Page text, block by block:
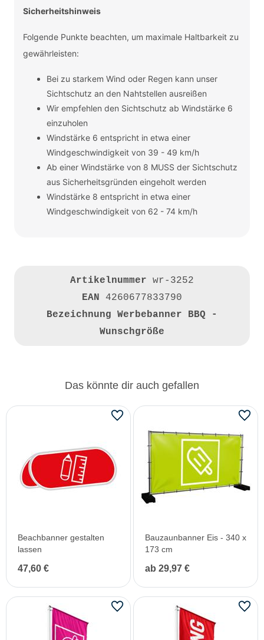
Sicherheitshinweis
Folgende Punkte beachten, um maximale Haltbarkeit zu
gewährleisten:
Bei zu starkem Wind oder Regen kann unser
Sichtschutz an den Nahtstellen ausreißen
Wir empfehlen den Sichtschutz ab Windstärke 6
einzuholen
Windstärke 6 entspricht in etwa einer
Windgeschwindigkeit von 39 - 49 km/h
Ab einer Windstärke von 8 MUSS der Sichtschutz
aus Sicherheitsgründen eingeholt werden
Windstärke 8 entspricht in etwa einer
Windgeschwindigkeit von 62 - 74 km/h
Artikelnummer wr-3252
EAN 4260677833790
Bezeichnung Werbebanner BBQ -
Wunschgröße
Das könnte dir auch gefallen
Beachbanner gestalten
lassen
47,60 €
Bauzaunbanner Eis - 340 x
173 cm
ab 29,97 €